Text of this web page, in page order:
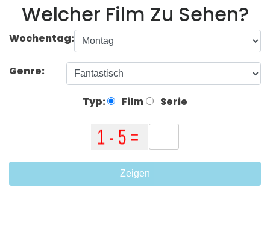
Welcher Film Zu Sehen?
Wochentag:
Genre:
Typ: Film Serie
Zeigen